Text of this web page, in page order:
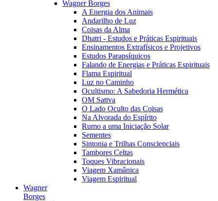
Wagner Borges
A Energia dos Animais
Andarilho de Luz
Coisas da Alma
Dhatri - Estudos e Práticas Espirituais
Ensinamentos Extrafísicos e Projetivos
Estudos Parapsíquicos
Falando de Energias e Práticas Espirituais
Flama Espiritual
Luz no Caminho
Ocultismo: A Sabedoria Hermética
OM Sattva
O Lado Oculto das Coisas
Na Alvorada do Espírito
Rumo a uma Iniciação Solar
Sementes
Sintonia e Trilhas Conscienciais
Tambores Celtas
Toques Vibracionais
Viagem Xamânica
Viagem Espiritual
Wagner
Borges